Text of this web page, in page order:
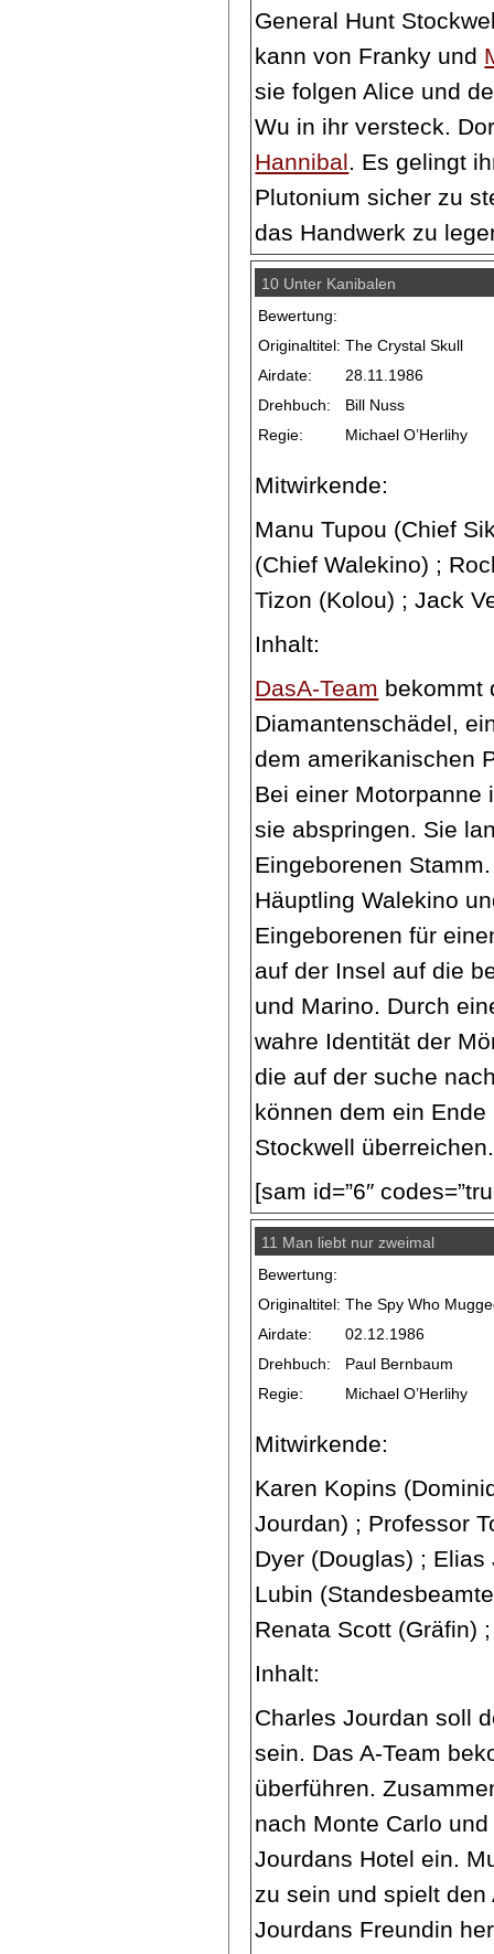
General Hunt
kann von Franky und
sie folgen Alice und
Wu in ihr versteck.
Hannibal. Es gelingt
Plutonium sicher zu
das Handwerk zu
10 Unter Kanibalen
Bewertung:
Originaltitel: The Crystal Skull
Airdate:
28.11.1986
Drehbuch:
Bill Nuss
Regie:
Michael O’Herlihy
Mitwirkende:
Manu Tupou (Chief
(Chief Walekino) ;
Tizon (Kolou) ; Jack
Inhalt:
DasA-Team bekommt
Diamantenschädel,
dem amerikanischen
Bei einer Motorpanne
sie abspringen. Sie
Eingeborenen
Häuptling Walekino
Eingeborenen für
auf der Insel auf die
und Marino. Durch
wahre Identität der
die auf der suche
können dem ein
Stockwell überreichen.
[sam id=”6″
11 Man liebt nur zweimal
Bewertung:
Originaltitel: The Spy Who
Airdate:
02.12.1986
Drehbuch:
Paul Bernbaum
Regie:
Michael O’Herlihy
Mitwirkende:
Karen Kopins
Jourdan) ; Professor
Dyer (Douglas) ;
Lubin
Renata Scott (Gräfin)
Inhalt:
Charles Jourdan soll
sein. Das A-Team
überführen.
nach Monte Carlo
Jourdans Hotel ein.
zu sein und spielt
Jourdans Freundin